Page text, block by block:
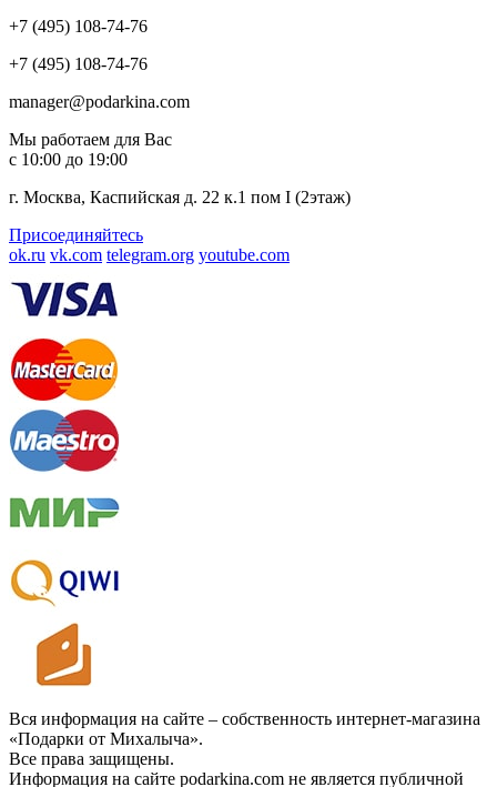
+7 (495) 108-74-76
+7 (495) 108-74-76
manager@podarkina.com
Мы работаем для Вас
с 10:00 до 19:00
г. Москва, Каспийская д. 22 к.1 пом I (2этаж)
Присоединяйтесь
ok.ru vk.com telegram.org youtube.com
Вся информация на сайте – собственность интернет-магазина
«Подарки от Михалыча».
Все права защищены.
Информация на сайте podarkina.com не является публичной